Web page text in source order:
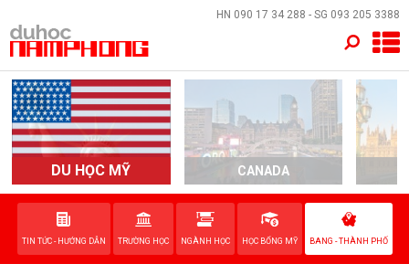
HN 090 17 34 288 - SG 093 205 3388
DU HỌC MỸ CANADA
TIN TỨC - HƯỚNG DẪN TRƯỜNG HỌC NGÀNH HỌC HỌC BỔNG MỸ BANG - THÀNH PHỐ
×
TRANG CHỦ
QUỐC GIA
EVENTS
DỊCH VỤ
VỀ NAM PHONG